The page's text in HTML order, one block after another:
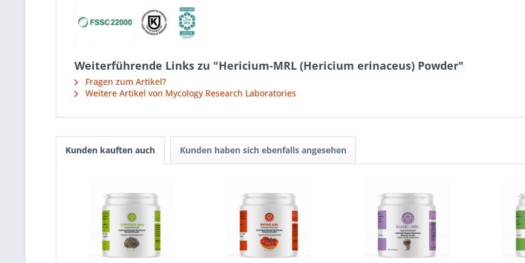
Weiterführende Links zu "Hericium-MRL (Hericium erinaceus) Powder"
Fragen zum Artikel?
Weitere Artikel von Mycology Research Laboratories
Kunden kauften auch Kunden haben sich ebenfalls angesehen